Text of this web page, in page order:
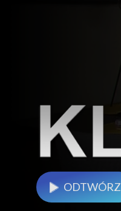
ODTWÓRZ